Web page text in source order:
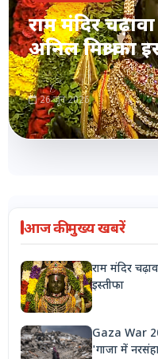
राम मंदिर
अनिल मिश्रा का
26 जून 2026
आज की मुख्य खबरें
राम मंदिर
इस्तीफा
Gaza War
'गाजा में